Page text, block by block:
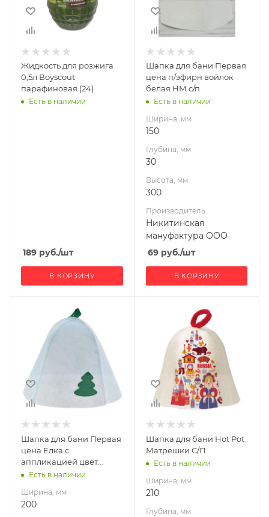
Жидкость для розжига
0,5л Boyscout
парафиновая (24)
Есть в наличии
189 руб./шт
В КОРЗИНУ
300
Производитель
мануфактура
ООО
Шапка для бани Первая
цена п/эфирн войлок
белая НМ с/п
Есть в наличии
Ширина, мм
150
Глубина, мм
30
Высота, мм
300
Производитель
Никитинская
мануфактура ООО
69руб./шт
В КОРЗИНУ
Глубина, мм
Высота, мм
300
Шапка для бани Первая
цена Елка с
аппликацией цвет
белый С/П
Есть в наличии
Ширина, мм
200
Глубина, мм
Высота, мм
270
Материал
Войлок
Производитель
Банные штучки
Шапка для бани Hot Pot
Матрешки С/П
Есть в наличии
Ширина, мм
210
Глубина, мм